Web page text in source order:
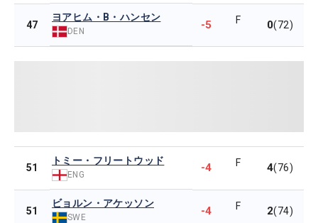
47
ヨアヒム・B・ハンセン
DEN -5 F 0(72)
51
トミー・フリートウッド
ENG
-4 F 4(76)
51
ビョルン・アケッソン
SWE -4 F 2(74)